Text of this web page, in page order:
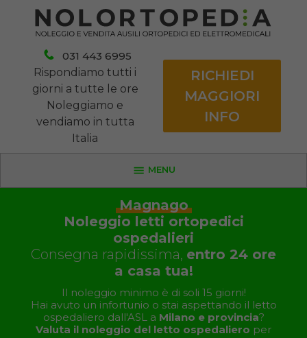
031 443 6995
Rispondiamo tutti i
giorni a tutte le ore
Noleggiamo e
vendiamo in tutta
Italia
RICHIEDI
MAGGIORI
INFO
MENU
Magnago
Noleggio letti ortopedici
ospedalieri
Consegna rapidissima, entro 24 ore
a casa tua!
Il noleggio minimo è di soli 15 giorni!
Hai avuto un infortunio o stai aspettando il letto
ospedaliero dall'ASL a Milano e provincia?
Valuta il noleggio del letto ospedaliero per